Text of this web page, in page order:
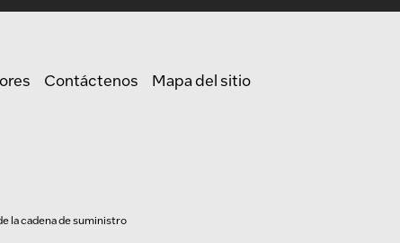
Contáctenos
Mapa del sitio
la cadena de suministro